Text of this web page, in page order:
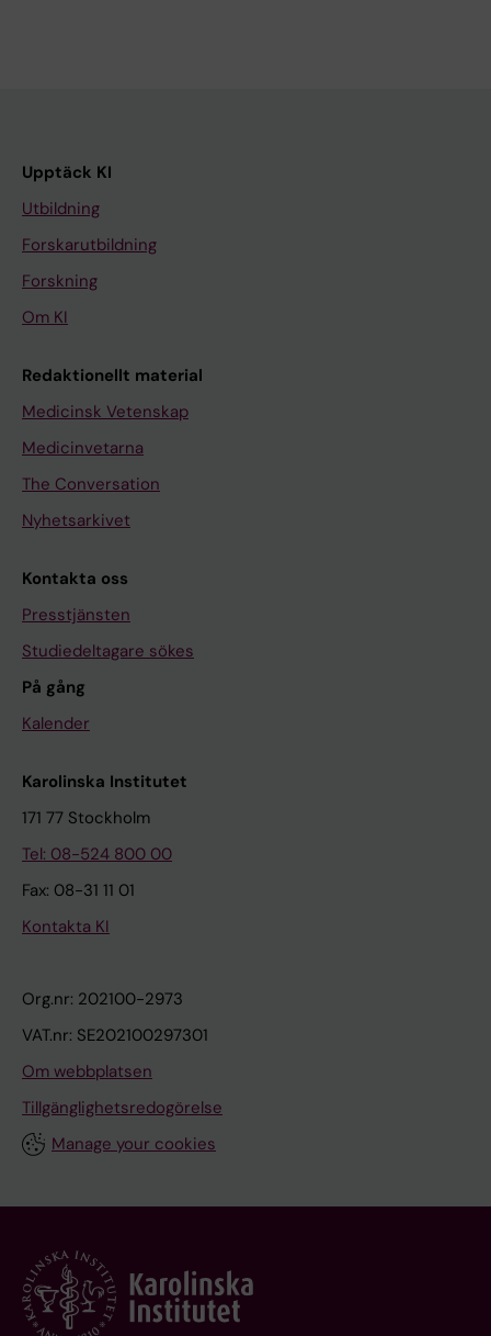
Upptäck KI
Utbildning
Forskarutbildning
Forskning
Om KI
Redaktionellt material
Medicinsk Vetenskap
Medicinvetarna
The Conversation
Nyhetsarkivet
Kontakta oss
Presstjänsten
Studiedeltagare sökes
På gång
Kalender
Karolinska Institutet
171 77 Stockholm
Tel: 08-524 800 00
Fax: 08-31 11 01
Kontakta KI
Org.nr: 202100-2973
VAT.nr: SE202100297301
Om webbplatsen
Tillgänglighetsredogörelse
Manage your cookies